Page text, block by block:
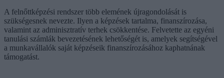
A felnőttképzési rendszer több elemének újragondolását is
szükségesnek nevezte. Ilyen a képzések tartalma, finanszírozása,
valamint az adminisztratív terhek csökkentése. Felvetette az egyéni
tanulási számlák bevezetésének lehetőségét is, amelyek segítségével
a munkavállalók saját képzéseik finanszírozásához kaphatnának
támogatást.